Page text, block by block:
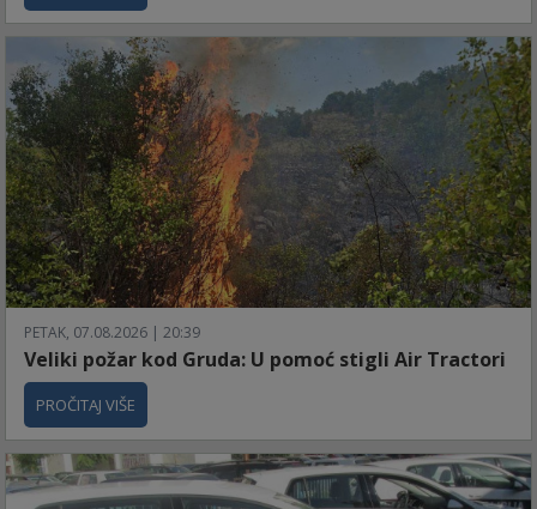
PETAK, 07.08.2026 | 20:39
Veliki požar kod Gruda: U pomoć stigli Air Tractori
PROČITAJ VIŠE